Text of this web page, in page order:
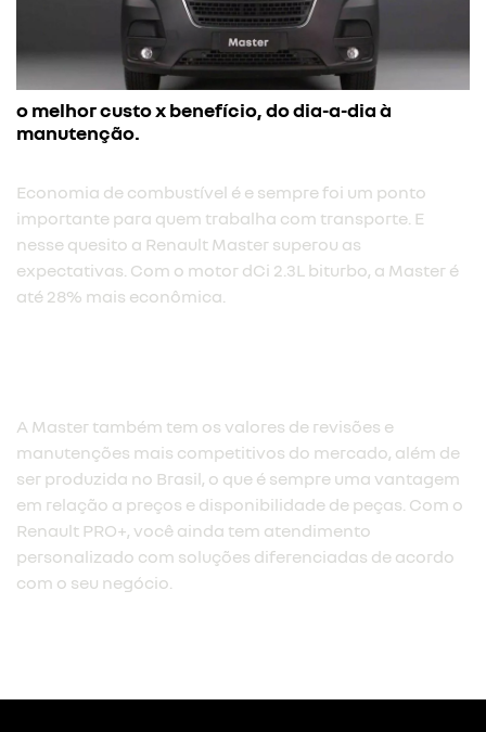
o melhor custo x benefício, do dia-a-dia à
manutenção.
Economia de combustível é e sempre foi um ponto
importante para quem trabalha com transporte. E
nesse quesito a Renault Master superou as
expectativas. Com o motor dCi 2.3L biturbo, a Master é
até 28% mais econômica.​
A Master também tem os valores de revisões e
manutenções mais competitivos do mercado, além de
ser produzida no Brasil, o que é sempre uma vantagem
em relação a preços e disponibilidade de peças. Com o
Renault PRO+, você ainda tem atendimento
personalizado com soluções diferenciadas de acordo
com o seu negócio.